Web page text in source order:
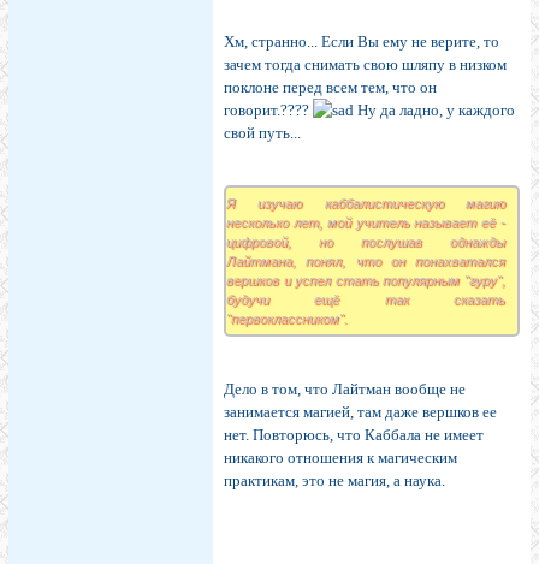
Хм, странно... Если Вы ему не верите, то
зачем тогда снимать свою шляпу в низком
поклоне перед всем тем, что он
говорит.????
Ну да ладно, у каждого
свой путь...
Я изучаю каббалистическую магию
несколько лет, мой учитель называет её -
цифровой, но послушав однажды
Лайтмана, понял, что он понахватался
вершков и успел стать популярным "гуру",
будучи ещё так сказать
"первоклассником".
Дело в том, что Лайтман вообще не
занимается магией, там даже вершков ее
нет. Повторюсь, что Каббала не имеет
никакого отношения к магическим
практикам, это не магия, а наука.